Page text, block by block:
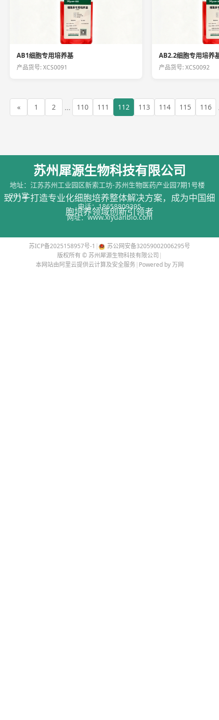
AB1细胞专用培养基
产品货号: XCS0091
AB2.2细胞专用培养
产品货号: XCS0092
« 1 2 ... 110 111 112 113 114 115 116
苏州犀源生物科技有限公司
致力于打造专业化细胞培养整体解决方案，成为中国细
胞培养领域创新引领者
地址：江苏苏州工业园区新索工坊-苏州生物医药产业园7期1号楼
201室
电话：18658809395
网址：www.xiyuanbio.com
苏ICP备2025158957号-1 |
苏公网安备32059002006295号
版权所有 © 苏州犀源生物科技有限公司 |
本网站由阿里云提供云计算及安全服务 | Powered by 万网